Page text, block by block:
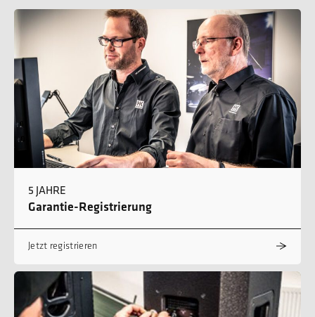
5 JAHRE
Garantie-Registrierung
Jetzt registrieren